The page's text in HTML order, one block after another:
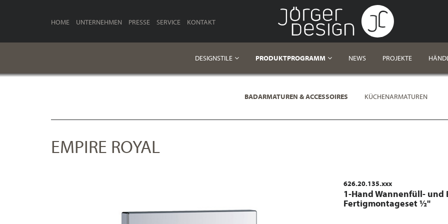
HOME UNTERNEHMEN PRESSE SERVICE KONTAKT
DESIGNSTILE PRODUKTPROGRAMM NEWS PROJEKTE
BADARMATUREN & ACCESSOIRES KÜCHENARMATUREN
EMPIRE ROYAL
626.20.135.xxx
1-Hand Wannenfüll-
Fertigmontageset ½"